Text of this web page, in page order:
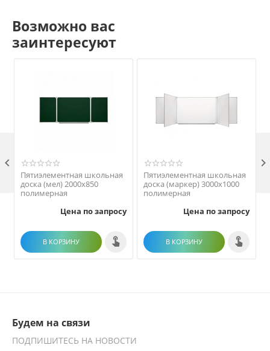
Возможно вас
заинтересуют
Пятиэлементная школьная
доска (мел) 2000х850
полимерная
Цена по запросу
В КОРЗИНУ
Пятиэлементная школьная
доска (маркер) 3000х1000
полимерная
Цена по запросу
В КОРЗИНУ
 
Будем на связи
ПОДПИШИТЕСЬ НА НОВОСТИ